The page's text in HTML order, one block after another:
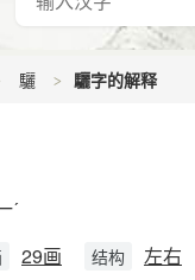
驪 驪字的解释
ˊ
29画 结构 左右